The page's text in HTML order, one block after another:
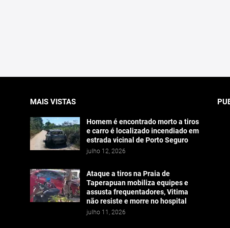
MAIS VISTAS
Homem é encontrado morto a tiros
e carro é localizado incendiado em
estrada vicinal de Porto Seguro
julho 12, 2026
Ataque a tiros na Praia de
Taperapuan mobiliza equipes e
assusta frequentadores, Vitima
não resiste e morre no hospital
julho 11, 2026